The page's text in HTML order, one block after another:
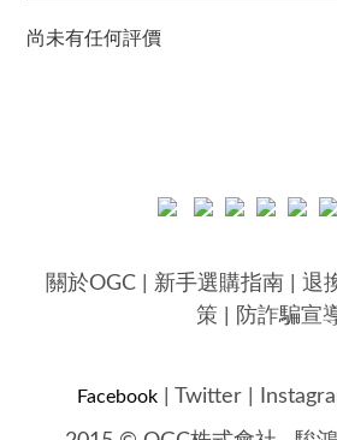
尚未有任何評價
關於OGC 新手選購指南 退
策
防詐騙宣
Facebook Twitter